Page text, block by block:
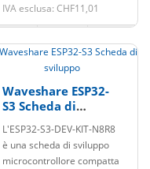
IVA esclusa: CHF11,01
Waveshare ESP32-
S3 Scheda di
L'ESP32-S3-DEV-KIT-N8R8
è una scheda di sviluppo
microcontrollore compatta